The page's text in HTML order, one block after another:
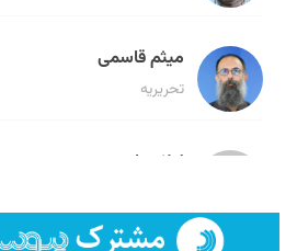
میثم قاسمی
تحریریه
لیلا حنارود